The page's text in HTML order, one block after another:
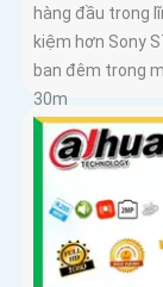
hàng đầu trong
kiệm hơn Sony
ban đêm trong
30m